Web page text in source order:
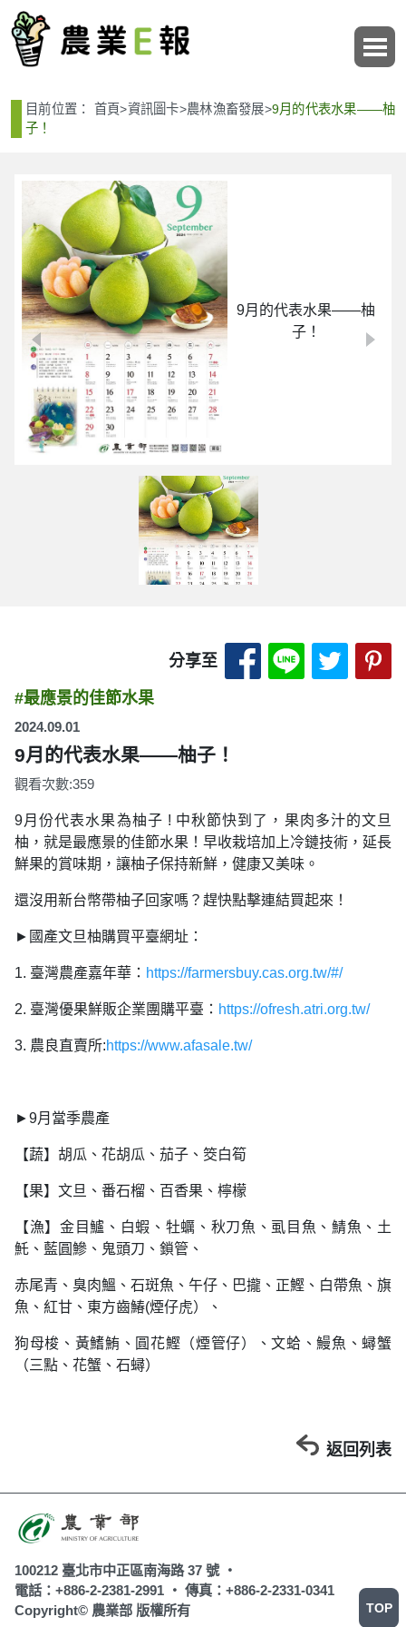
目前位置： 首頁>資訊圖卡>農林漁畜發展>9月的代表水果——柚
子！
9月的代表水果——柚
子！
分享至 分享至 Facebook-
分享至分享
#最應景的佳節水果
2024.09.01
9月的代表水果——柚子！
觀看次數:359
9月份代表水果為柚子 ! 中秋節快到了，果肉多汁的文旦
柚，就是最應景的佳節水果！早收栽培加上冷鏈技術，延長
鮮果的賞味期，讓柚子保持新鮮，健康又美味。
還沒用新台幣帶柚子回家嗎？趕快點擊連結買起來！
►國產文旦柚購買平臺網址：
1. 臺灣農產嘉年華： https://farmersbuy.cas.org.tw/#/
2. 臺灣優果鮮販企業團購平臺： https://ofresh.atri.org.tw/
3. 農良直賣所:https://www.afasale.tw/
►9月當季農產
【蔬】胡瓜、花胡瓜、茄子、筊白筍
【果】文旦、番石榴、百香果、檸檬
【漁】金目鱸、白蝦、牡蠣、秋刀魚、虱目魚、鯖魚、土
魠、藍圓鰺、鬼頭刀、鎖管、
赤尾青、臭肉鰮、石斑魚、午仔、巴攏、正鰹、白帶魚、旗
魚、紅甘、東方齒鰆(煙仔虎）、
狗母梭、黃鰭鮪、圓花鰹（煙管仔）、文蛤、鰻魚、蟳蟹
（三點、花蟹、石蟳）
返回列表
100212 臺北市中正區南海路 37 號 ‧
電話：+886-2-2381-2991 ‧ 傳真：+886-2-2331-0341
Copyright© 農業部 版權所有
TOP